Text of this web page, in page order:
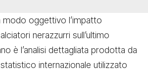
modo oggettivo l’impatto
nerazzurri sull’ultimo
è l’analisi dettagliata prodotta da
internazionale utilizzato